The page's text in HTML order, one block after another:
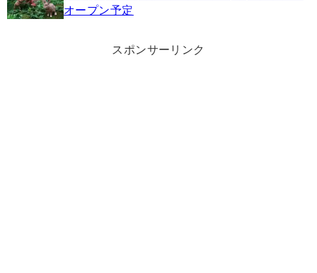
オープン予定
スポンサーリンク